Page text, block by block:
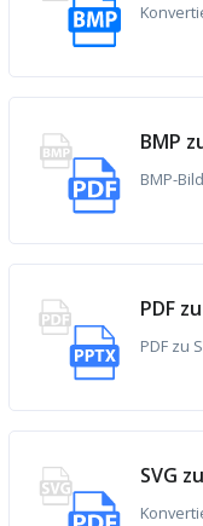
BMP
BMP-
PDF
PDF zu
SVG